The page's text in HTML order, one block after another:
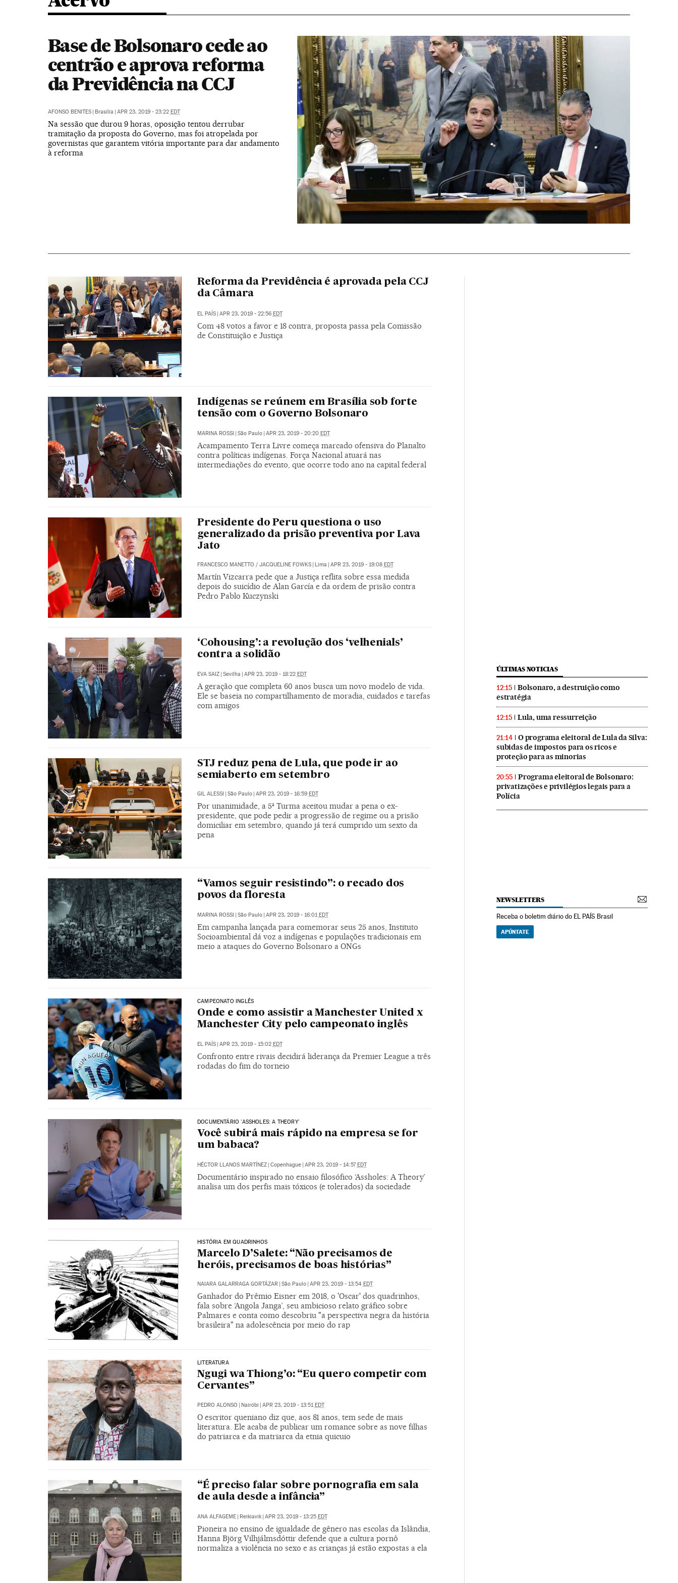
Base de Bolsonaro cede ao
centrão e aprova reforma
da Previdência na CCJ
AFONSO BENITES | Brasília | APR 23, 2019 - 23:22 EDT
Na sessão que durou 9 horas, oposição tentou derrubar
tramitação da proposta do Governo, mas foi atropelada por
governistas que garantem vitória importante para dar andamento
à reforma
Reforma da Previdência é aprovada pela CCJ
da Câmara
EL PAÍS | APR 23, 2019 - 22:56 EDT
Com 48 votos a favor e 18 contra, proposta passa pela Comissão
de Constituição e Justiça
Indígenas se reúnem em Brasília sob forte
tensão com o Governo Bolsonaro
MARINA ROSSI São Paulo APR 23, 2019 - 20:20 EDT
Acampamento Terra Livre começa marcado ofensiva do Planalto
contra políticas indígenas. Força Nacional atuará nas
intermediações do evento, que ocorre todo ano na capital federal
Presidente do Peru questiona o uso
generalizado da prisão preventiva por Lava
Jato
FRANCESCO MANETTO / JACQUELINE FOWKS Lima APR 23, 2019 - 19:08 EDT
Martín Vizcarra pede que a Justiça reflita sobre essa medida
depois do suicídio de Alan García e da ordem de prisão contra
Pedro Pablo Kuczynski
‘Cohousing’: a revolução dos ‘velhenials’
contra a solidão
EVA SAIZ | Sevilha | APR 23, 2019 - 18:22 EDT
A geração que completa 60 anos busca um novo modelo de vida.
Ele se baseia no compartilhamento de moradia, cuidados e tarefas
com amigos
STJ reduz pena de Lula, que pode ir ao
semiaberto em setembro
GIL ALESSI São Paulo APR 23, 2019 - 16:59 EDT
Por unanimidade, a 5ª Turma aceitou mudar a pena o ex-
presidente, que pode pedir a progressão de regime ou a prisão
domiciliar em setembro, quando já terá cumprido um sexto da
pena
“Vamos seguir resistindo”: o recado dos
povos da floresta
MARINA ROSSI | São Paulo | APR 23, 2019 - 16:01EDT
Em campanha lançada para comemorar seus 25 anos, Instituto
Socioambiental dá voz a indígenas e populações tradicionais em
meio a ataques do Governo Bolsonaro a ONGs
CAMPEONATO INGLÊS
Onde e como assistir a Manchester United x
Manchester City pelo campeonato inglês
EL PAÍS APR 23, 2019 - 15:02 EDT
Confronto entre rivais decidirá liderança da Premier League a três
rodadas do fim do torneio
DOCUMENTÁRIO 'ASSHOLES: A THEORY'
Você subirá mais rápido na empresa se for
um babaca?
HÉCTOR LLANOS MARTÍNEZ | Copenhague | APR 23, 2019 - 14:57EDT
Documentário inspirado no ensaio filosófico ‘Assholes: A Theory’
analisa um dos perfis mais tóxicos (e tolerados) da sociedade
HISTÓRIA EM QUADRINHOS
Marcelo D’Salete: “Não precisamos de
heróis, precisamos de boas histórias”
NAIARA GALARRAGA GORTÁZAR São Paulo APR 23, 2019 - 13:54 EDT
Ganhador do Prêmio Eisner em 2018, o 'Oscar' dos quadrinhos,
fala sobre ‘Angola Janga’, seu ambicioso relato gráfico sobre
Palmares e conta como descobriu "a perspectiva negra da história
brasileira" na adolescência por meio do rap
LITERATURA
Ngugi wa Thiong’o: “Eu quero competir com
Cervantes”
PEDRO ALONSO | Nairóbi | APR 23, 2019 - 13:51 EDT
O escritor queniano diz que, aos 81 anos, tem sede de mais
literatura. Ele acaba de publicar um romance sobre as nove filhas
do patriarca e da matriarca da etnia quicuio
“É preciso falar sobre pornografia em sala
de aula desde a infância”
ANA ALFAGEME | Reikiavik | APR 23, 2019 - 13:25 EDT
Pioneira no ensino de igualdade de gênero nas escolas da Islândia,
Hanna Björg Vilhjálmsdóttir defende que a cultura pornô
normaliza a violência no sexo e as crianças já estão expostas a ela
ÚLTIMAS NOTICIAS
12:15
Bolsonaro, a destruição como
estratégia
12:15 Lula, uma ressurreição
21:14
O programa eleitoral de Lula da Silva:
subidas de impostos para os ricos e
proteção para as minorias
20:55
Programa eleitoral de Bolsonaro:
privatizações e privilégios legais para a
Polícia
NEWSLETTERS
Receba o boletim diário do EL PAÍS Brasil
APÚNTATE